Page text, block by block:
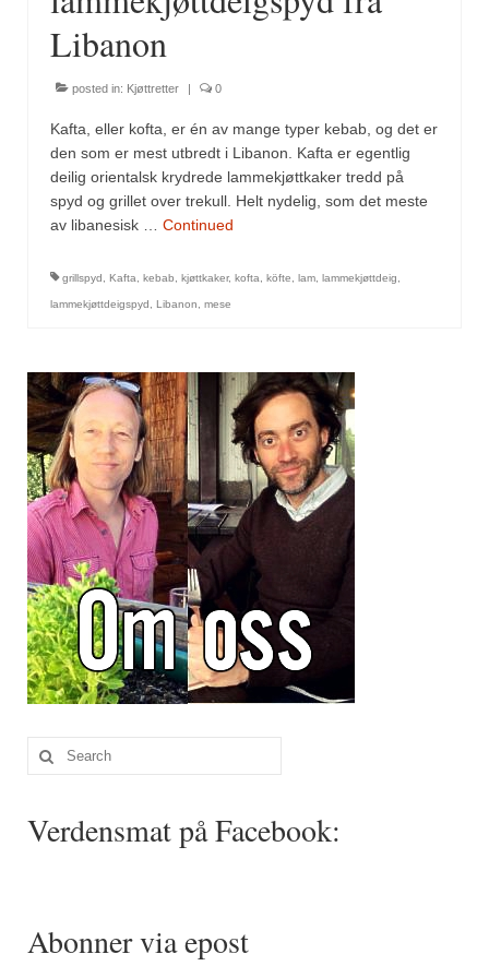
Sar (bønneurt)
Selleriblader
Smaken av skog
Tapaskrydder
Tomatflak
Om oss
Kontakt oss
Libanon
posted in: Kjøttretter 0
Kafta, eller kofta, er én av mange typer kebab, og det er
den som er mest utbredt i Libanon. Kafta er egentlig
deilig orientalsk krydrede lammekjøttkaker tredd på
spyd og grillet over trekull. Helt nydelig, som det meste
av libanesisk … Continued
grillspyd, Kafta, kebab, kjøttkaker, kofta, köfte, lam, lammekjøttdeig,
lammekjøttdeigspyd, Libanon, mese
Search
for:
Verdensmat på Facebook:
Abonner via epost